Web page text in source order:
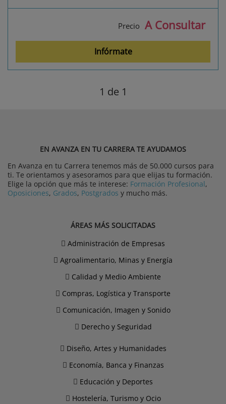
Precio A Consultar
Infórmate
1 de 1
EN AVANZA EN TU CARRERA TE AYUDAMOS
En Avanza en tu Carrera tenemos más de 50.000 cursos para
ti. Te orientamos y asesoramos para que elijas tu formación.
Elige la opción que más te interese: Formación Profesional,
Oposiciones, Grados, Postgrados y mucho más.
ÁREAS MÁS SOLICITADAS
Administración de Empresas
Agroalimentario, Minas y Energía
Calidad y Medio Ambiente
Compras, Logística y Transporte
Comunicación, Imagen y Sonido
Derecho y Seguridad
Diseño, Artes y Humanidades
Economía, Banca y Finanzas
Educación y Deportes
Hostelería, Turismo y Ocio